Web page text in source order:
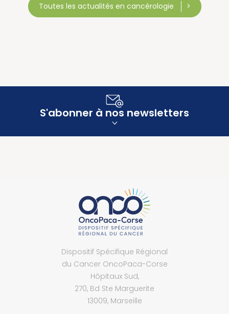
Toutes les actualités en cancérologie
S'abonner à nos newsletters
Dispositif Spécifique Régional
du Cancer OncoPaca-Corse
Hôpitaux Sud,
270, Bd Ste Marguerite
13009, Marseille